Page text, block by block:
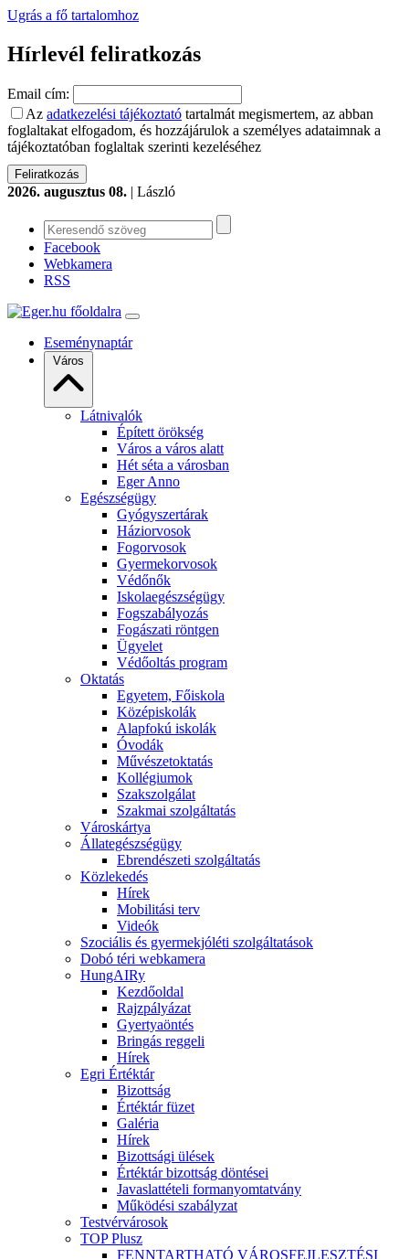
Ugrás a fő tartalomhoz
Hírlevél feliratkozás
Email cím:
Az adatkezelési tájékoztató tartalmát megismertem, az abban
foglaltakat elfogadom, és hozzájárulok a személyes adataimnak a
tájékoztatóban foglaltak szerinti kezeléséhez
2026. augusztus 08. | László
Facebook
Webkamera
RSS
Eseménynaptár
Város
Látnivalók
Épített örökség
Város a város alatt
Hét séta a városban
Eger Anno
Egészségügy
Gyógyszertárak
Háziorvosok
Fogorvosok
Gyermekorvosok
Védőnők
Iskolaegészségügy
Fogszabályozás
Fogászati röntgen
Ügyelet
Védőoltás program
Oktatás
Egyetem, Főiskola
Középiskolák
Alapfokú iskolák
Óvodák
Művészetoktatás
Kollégiumok
Szakszolgálat
Szakmai szolgáltatás
Városkártya
Állategészségügy
Ebrendészeti szolgáltatás
Közlekedés
Hírek
Mobilitási terv
Videók
Szociális és gyermekjóléti szolgáltatások
Dobó téri webkamera
HungAIRy
Kezdőoldal
Rajzpályázat
Gyertyaöntés
Bringás reggeli
Hírek
Egri Értéktár
Bizottság
Értéktár füzet
Galéria
Hírek
Bizottsági ülések
Értéktár bizottság döntései
Javaslattételi formanyomtatvány
Működési szabályzat
Testvérvárosok
TOP Plusz
FENNTARTHATÓ VÁROSFEJLESZTÉSI